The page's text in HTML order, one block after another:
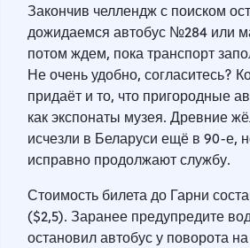
Закончив челлендж с поиском
дожидаемся автобус №284 или
потом ждем, пока транспорт
Не очень удобно, согласитесь?
придаёт и то, что пригородные
как экспонаты музея. Древние
исчезли в Беларуси ещё в 90-е,
исправно продолжают службу.
Стоимость билета до Гарни
($2,5). Заранее предупредите
остановил автобус у поворота